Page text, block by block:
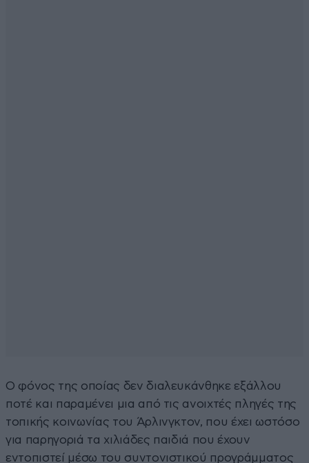
Ο φόνος της οποίας δεν διαλευκάνθηκε εξάλλου
ποτέ και παραμένει μια από τις ανοιχτές πληγές της
τοπικής κοινωνίας του Άρλινγκτον, που έχει ωστόσο
για παρηγοριά τα χιλιάδες παιδιά που έχουν
εντοπιστεί μέσω του συντονιστικού προγράμματος